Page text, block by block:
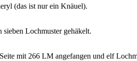
(das ist nur ein Knäuel).
sieben Lochmuster gehäkelt.
mit 266 LM angefangen und elf